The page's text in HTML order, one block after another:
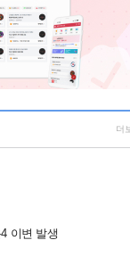
더
이변 발생